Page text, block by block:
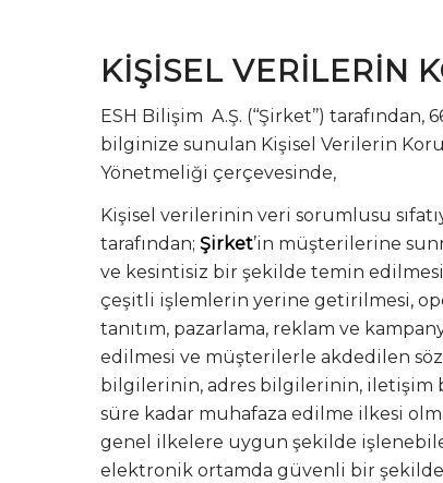
KİŞİSEL VERİLERİN
ESH Bilişim A.Ş. (‘‘Şirket’’)
bilginize sunulan Kişisel Verilerin
Yönetmeliği çerçevesinde,
Kişisel verilerinin veri sorumlusu
tarafından; Şirket’in müşterilerine
ve kesintisiz bir şekilde temin
çeşitli işlemlerin yerine getirilmesi,
tanıtım, pazarlama, reklam ve
edilmesi ve müşterilerle akdedilen
bilgilerinin, adres bilgilerinin, iletişim
süre kadar muhafaza edilme ilkesi
genel ilkelere uygun şekilde
elektronik ortamda güvenli bir